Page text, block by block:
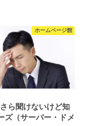
ホームページ館
ら聞けないけど知
ズ（サーバー・ドメ